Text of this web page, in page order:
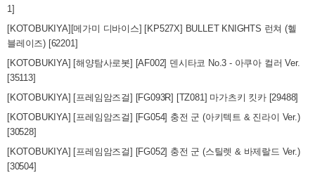
1]
[KOTOBUKIYA][메가미 디바이스] [KP527X] BULLET KNIGHTS 런쳐 (헬
블레이즈) [62201]
[KOTOBUKIYA] [해양탐사로봇] [AF002] 덴시타코 No.3 - 아쿠아 컬러 Ver.
[35113]
[KOTOBUKIYA] [프레임암즈걸] [FG093R] [TZ081] 마가츠키 킷카 [29488]
[KOTOBUKIYA] [프레임암즈걸] [FG054] 충전 군 (아키텍트 & 진라이 Ver.)
[30528]
[KOTOBUKIYA] [프레임암즈걸] [FG052] 충전 군 (스틸렛 & 바제랄드 Ver.)
[30504]